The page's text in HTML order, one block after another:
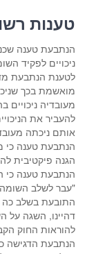
טענות
הנתבעת טענה
ניכויים לפקיד
לטענת הנתבעת
מואשמת בכך
מעובדיה
להעביר את
אותם ניכתה
הנתבעת טענה כי
הגנה פיקטיבית
הנתבעת טענה כי
"עבר לשלב
התובעת בשלב כה
דהיינו, השגה
להוראות החוק
הנתבעת הדגישה